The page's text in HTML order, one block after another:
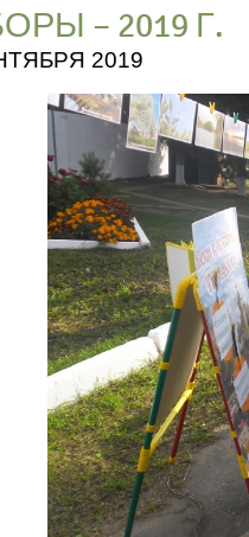
– 2019 Г.
2019